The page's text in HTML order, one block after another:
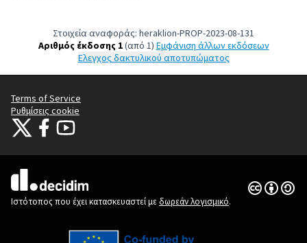
Στοιχεία αναφοράς: heraklion-PROP-2023-08-131
Αριθμός έκδοσης 1(από 1) εμφάνιση άλλων εκδόσεων
Έλεγχος δακτυλικού αποτυπώματος
Terms of Service
Ρυθμίσεις cookie
Citizens Participation Portal at X
Ο οργανισμός Citizens Participation Portal στο Facebook
Ο οργανισμός Citizens Participation Portal στο YouTube
(Εξωτερική σύνδεση)
Ιστότοπος που έχει κατασκευαστεί με δωρεάν λογισμικό.
Άδεια
(Εξωτερική